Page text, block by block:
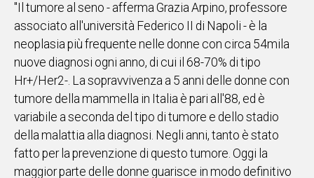
"Il tumore al seno - afferma Grazia Arpino, professore
associato all'università Federico II di Napoli - è la
neoplasia più frequente nelle donne con circa 54mila
nuove diagnosi ogni anno, di cui il 68-70% di tipo
Hr+/Her2-. La sopravvivenza a 5 anni delle donne con
tumore della mammella in Italia è pari all'88, ed è
variabile a seconda del tipo di tumore e dello stadio
della malattia alla diagnosi. Negli anni, tanto è stato
fatto per la prevenzione di questo tumore. Oggi la
maggior parte delle donne guarisce in modo definitivo